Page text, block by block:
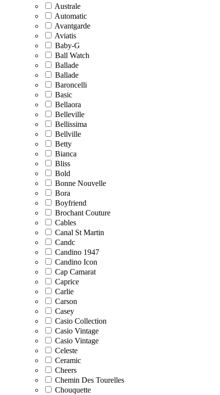
Australe
Automatic
Avantgarde
Aviatis
Baby-G
Ball Watch
Ballade
Balladе
Baroncelli
Basic
Bellaora
Belleville
Bellissima
Bellville
Betty
Bianca
Bliss
Bold
Bonne Nouvelle
Bora
Boyfriend
Brochant Couture
Cables
Canal St Martin
Candc
Candino 1947
Candino Icon
Cap Camarat
Caprice
Carlie
Carson
Casey
Casio Collection
Casio Vintage
Casio Vintage
Celeste
Ceramic
Cheers
Chemin Des Tourelles
Chouquette